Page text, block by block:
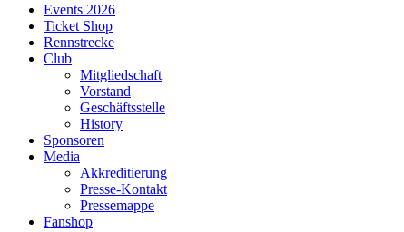
Events 2026
Ticket Shop
Rennstrecke
Club
Mitgliedschaft
Vorstand
Geschäftsstelle
History
Sponsoren
Media
Akkreditierung
Presse-Kontakt
Pressemappe
Fanshop